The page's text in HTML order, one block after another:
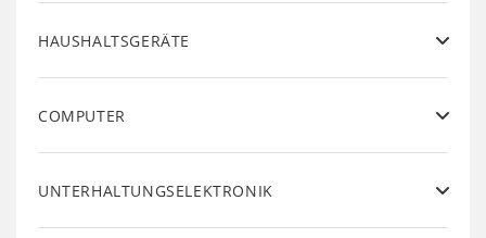
HAUSHALTSGERÄTE
COMPUTER
UNTERHALTUNGSELEKTRONIK